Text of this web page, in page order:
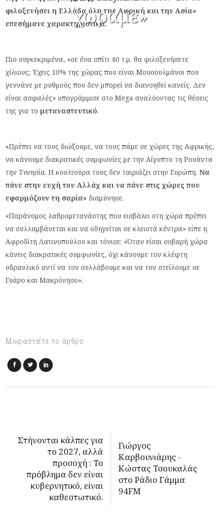
χωράμε»
φιλοξενήσει η Ελλάδα όλη την Αφρική και την Ασία»
επεσήμανε χαρακτηριστικά.
Πιο συγκεκριμένα, «σε ένα σπίτι 40 τ.μ. θα φιλοξενήσετε
χίλιους; Έχεις 10% της χώρας που είναι Μουσουλμάνοι που
γεννάνε με ρυθμούς που δεν μπορεί να διανοηθεί κανείς. Δεν
είναι ασφαλές» υπογράμμισε στο Mega αναλύοντας τις θέσεις
της για το μεταναστευτικό.
«Πρέπει να τους διώξουμε, να τους πάμε σε χώρες της Αφρικής,
να κάνουμε διακρατικές συμφωνίες με την Αίγυπτο τη Ρουάντα
την Τυνησία. Η κουλτούρα τους δεν ταιριάζει στην Ευρώπη. Να
πάνε στην ευχή του Αλλάχ και να πάνε στις χώρες που
εφαρμόζουν τη σαρία» διαμύνησε.
«Παράνομος λαθρομετανάστης που εισβάλει στη χώρα πρέπει
να συλλαμβάνεται και να οδηγείται σε κλειστά κέντρα» είπε η
Αφροδίτη Λατινοπούλου και τόνισε: «Όταν είσαι σοβαρή χώρα
κάνεις διακρατικές συμφωνίες, όχι κάνουμε τον κλέφτη
υδραυλικό αντί να τον συλλάβουμε και να τον στείλουμε σε
Γυάρο και Μακρόνησο».
Μοιραστείτε το άρθρο
Στήνονται κάλπες για
το 2027, αλλά
προσοχή : Το
πρόβλημα δεν είναι
κυβερνητικό, είναι
καθεστωτικό.
Γιώργος
Καρβουνιάρης -
Κώστας Τσουκαλάς
στο Ράδιο Γάμμα
94FM